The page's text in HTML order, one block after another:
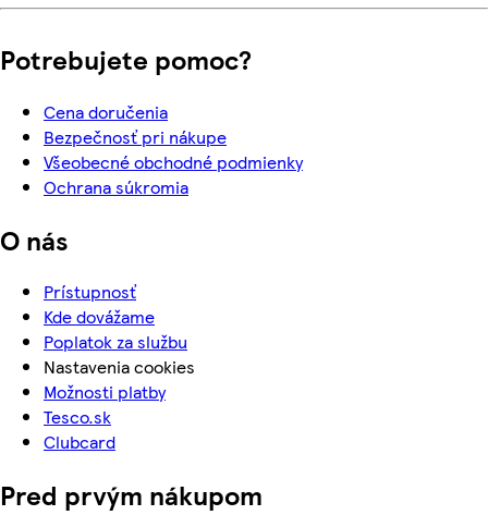
Potrebujete pomoc?
Cena doručenia
Bezpečnosť pri nákupe
Všeobecné obchodné podmienky
Ochrana súkromia
O nás
Prístupnosť
Kde dovážame
Poplatok za službu
Nastavenia cookies
Možnosti platby
Tesco.sk
Clubcard
Pred prvým nákupom